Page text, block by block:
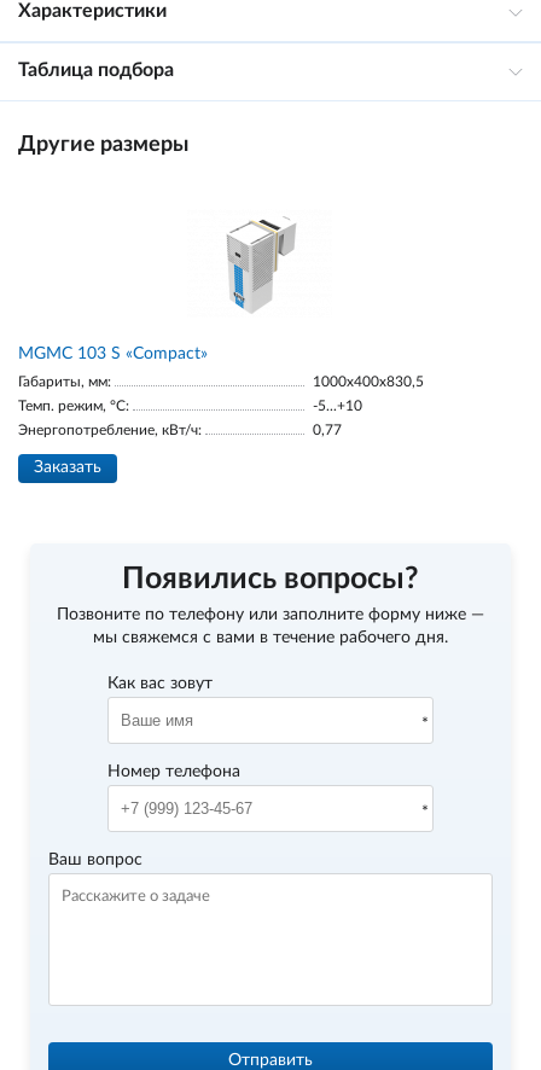
Характеристики
Таблица подбора
Другие размеры
MGMС 103 S «Compact»
Габариты, мм:
1000x400x830,5
Темп. режим, °С:
-5...+10
Энергопотребление, кВт/ч:
0,77
Заказать
Появились вопросы?
Позвоните по телефону или заполните форму ниже —
мы свяжемся с вами в течение рабочего дня.
Как вас зовут
Номер телефона
Ваш вопрос
Отправить